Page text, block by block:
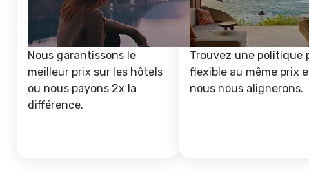
Nous garantissons le
meilleur prix sur les hôtels
ou nous payons 2x la
différence.
Trouvez une politique
flexible au même prix
nous nous alignerons.